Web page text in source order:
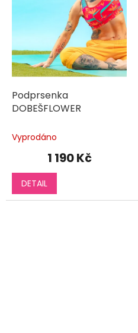
Podprsenka
DOBEŠFLOWER
Vyprodáno
1 190 Kč
DETAIL